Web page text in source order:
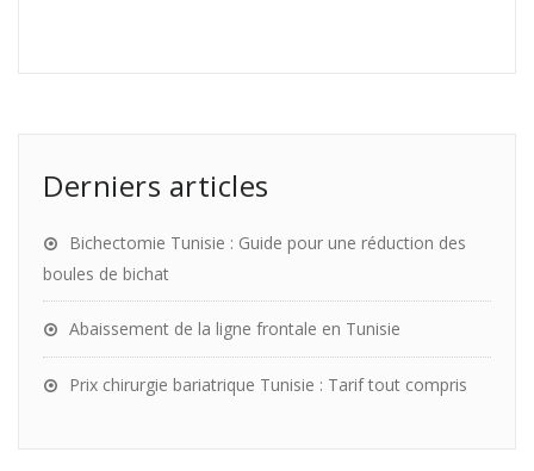
Derniers articles
Bichectomie Tunisie : Guide pour une réduction des
boules de bichat
Abaissement de la ligne frontale en Tunisie
Prix chirurgie bariatrique Tunisie : Tarif tout compris